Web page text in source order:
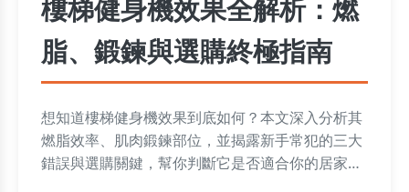
樓梯健身機效果全解析：燃
脂、鍛鍊與選購終極指南
想知道樓梯健身機效果到底如何？本文深入分析其
燃脂效率、肌肉鍛鍊部位，並揭露新手常犯的三大
錯誤與選購關鍵，幫你判斷它是否適合你的居家健